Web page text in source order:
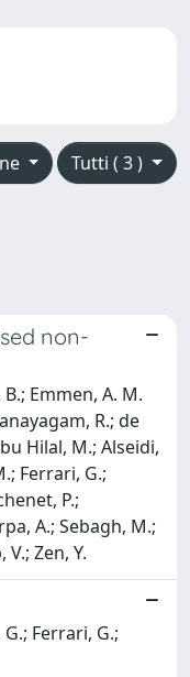
Tutti ( 3 )
non-
Emmen, A. M.
R.; de
Hilal, M.; Alseidi,
Ferrari, G.;
P.;
A.; Sebagh, M.;
Zen, Y.
Ferrari, G.;